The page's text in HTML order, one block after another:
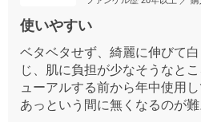
使いやすい
ベタベタせず、綺麗に伸びて
じ、肌に負担が少なそうなと
ューアルする前から年中使用
あっという間に無くなるのが難